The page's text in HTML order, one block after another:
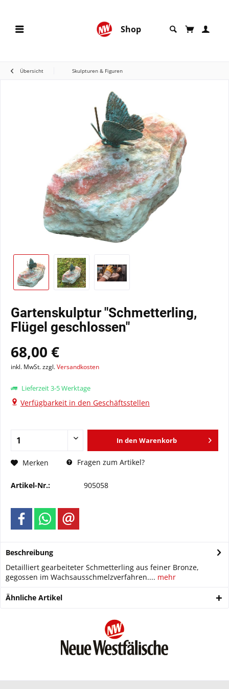
Shop
Übersicht Skulpturen & Figuren
Gartenskulptur "Schmetterling,
Flügel geschlossen"
68,00 €
inkl. MwSt. zzgl.Versandkosten
Lieferzeit 3-5 Werktage
Verfügbarkeit in den Geschäftsstellen
In den Warenkorb
Merken Fragen zum Artikel?
Artikel-Nr.: 905058
Beschreibung
Detailliert gearbeiteter Schmetterling aus feiner Bronze,
gegossen im Wachsausschmelzverfahren.... mehr
Ähnliche Artikel